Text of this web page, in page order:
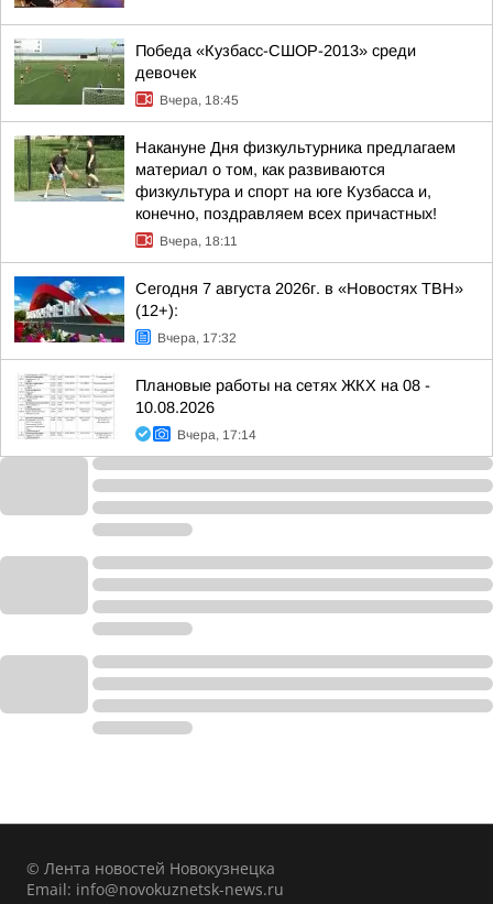
Победа «Кузбасс-СШОР-2013» среди
девочек
Вчера, 18:45
Накануне Дня физкультурника предлагаем
материал о том, как развиваются
физкультура и спорт на юге Кузбасса и,
конечно, поздравляем всех причастных!
Вчера, 18:11
Сегодня 7 августа 2026г. в «Новостях ТВН»
(12+):
Вчера, 17:32
Плановые работы на сетях ЖКХ на 08 -
10.08.2026
Вчера, 17:14
© Лента новостей Новокузнецка
Email: info@novokuznetsk-news.ru